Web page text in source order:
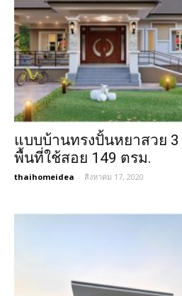
แบบบ้านทรงปั้นหยาสวย
พื้นที่ใช้สอย 149 ตรม.
thaihomeidea - สิงหาคม 17, 2020